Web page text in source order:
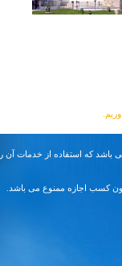
باشد که استفاده از خدمات آن
کسب اجازه ممنوع می باشد.